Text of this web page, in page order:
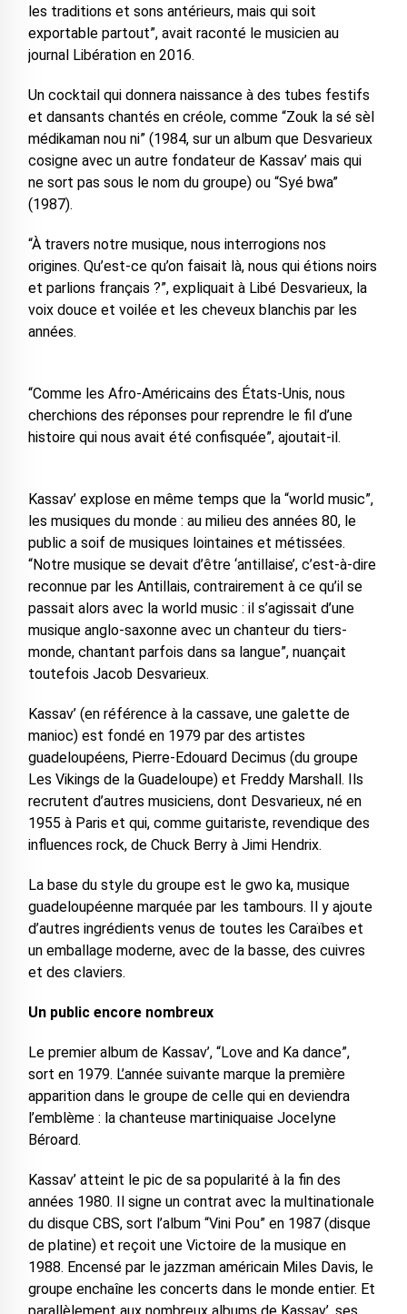
les traditions et sons antérieurs, mais qui soit
exportable partout”, avait raconté le musicien au
journal Libération en 2016.
Un cocktail qui donnera naissance à des tubes festifs
et dansants chantés en créole, comme “Zouk la sé sèl
médikaman nou ni” (1984, sur un album que Desvarieux
cosigne avec un autre fondateur de Kassav’ mais qui
ne sort pas sous le nom du groupe) ou “Syé bwa”
(1987).
“À travers notre musique, nous interrogions nos
origines. Qu’est-ce qu’on faisait là, nous qui étions noirs
et parlions français ?”, expliquait à Libé Desvarieux, la
voix douce et voilée et les cheveux blanchis par les
années.
“Comme les Afro-Américains des États-Unis, nous
cherchions des réponses pour reprendre le fil d’une
histoire qui nous avait été confisquée”, ajoutait-il.
Kassav’ explose en même temps que la “world music”,
les musiques du monde : au milieu des années 80, le
public a soif de musiques lointaines et métissées.
“Notre musique se devait d’être ‘antillaise’, c’est-à-dire
reconnue par les Antillais, contrairement à ce qu’il se
passait alors avec la world music : il s’agissait d’une
musique anglo-saxonne avec un chanteur du tiers-
monde, chantant parfois dans sa langue”, nuançait
toutefois Jacob Desvarieux.
Kassav’ (en référence à la cassave, une galette de
manioc) est fondé en 1979 par des artistes
guadeloupéens, Pierre-Edouard Decimus (du groupe
Les Vikings de la Guadeloupe) et Freddy Marshall. Ils
recrutent d’autres musiciens, dont Desvarieux, né en
1955 à Paris et qui, comme guitariste, revendique des
influences rock, de Chuck Berry à Jimi Hendrix.
La base du style du groupe est le gwo ka, musique
guadeloupéenne marquée par les tambours. Il y ajoute
d’autres ingrédients venus de toutes les Caraïbes et
un emballage moderne, avec de la basse, des cuivres
et des claviers.
Un public encore nombreux
Le premier album de Kassav’, “Love and Ka dance”,
sort en 1979. L’année suivante marque la première
apparition dans le groupe de celle qui en deviendra
l’emblème : la chanteuse martiniquaise Jocelyne
Béroard.
Kassav’ atteint le pic de sa popularité à la fin des
années 1980. Il signe un contrat avec la multinationale
du disque CBS, sort l’album “Vini Pou” en 1987 (disque
de platine) et reçoit une Victoire de la musique en
1988. Encensé par le jazzman américain Miles Davis, le
groupe enchaîne les concerts dans le monde entier. Et